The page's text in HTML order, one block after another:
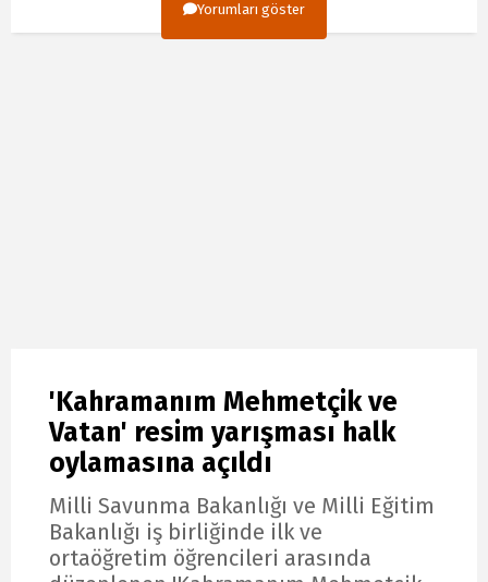
Yorumları göster
'Kahramanım Mehmetçik ve
Vatan' resim yarışması halk
oylamasına açıldı
Milli Savunma Bakanlığı ve Milli Eğitim
Bakanlığı iş birliğinde ilk ve
ortaöğretim öğrencileri arasında